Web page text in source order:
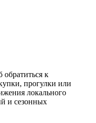
к
прогулки или
локального
и сезонных